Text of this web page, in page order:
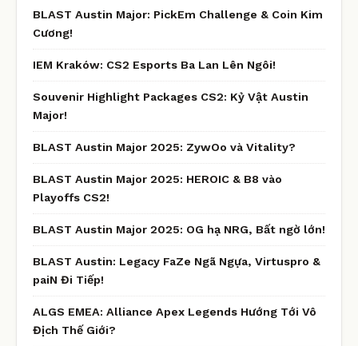
BLAST Austin Major: PickEm Challenge & Coin Kim
Cương!
IEM Kraków: CS2 Esports Ba Lan Lên Ngôi!
Souvenir Highlight Packages CS2: Kỷ Vật Austin
Major!
BLAST Austin Major 2025: ZywOo và Vitality?
BLAST Austin Major 2025: HEROIC & B8 vào
Playoffs CS2!
BLAST Austin Major 2025: OG hạ NRG, Bất ngờ lớn!
BLAST Austin: Legacy FaZe Ngã Ngựa, Virtuspro &
paiN Đi Tiếp!
ALGS EMEA: Alliance Apex Legends Hướng Tới Vô
Địch Thế Giới?